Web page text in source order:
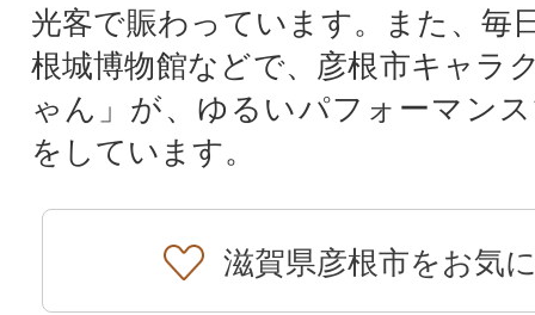
光客で賑わっています。また、毎
根城博物館などで、彦根市キャラ
ゃん」が、ゆるいパフォーマン
をしています。
滋賀県彦根市をお気